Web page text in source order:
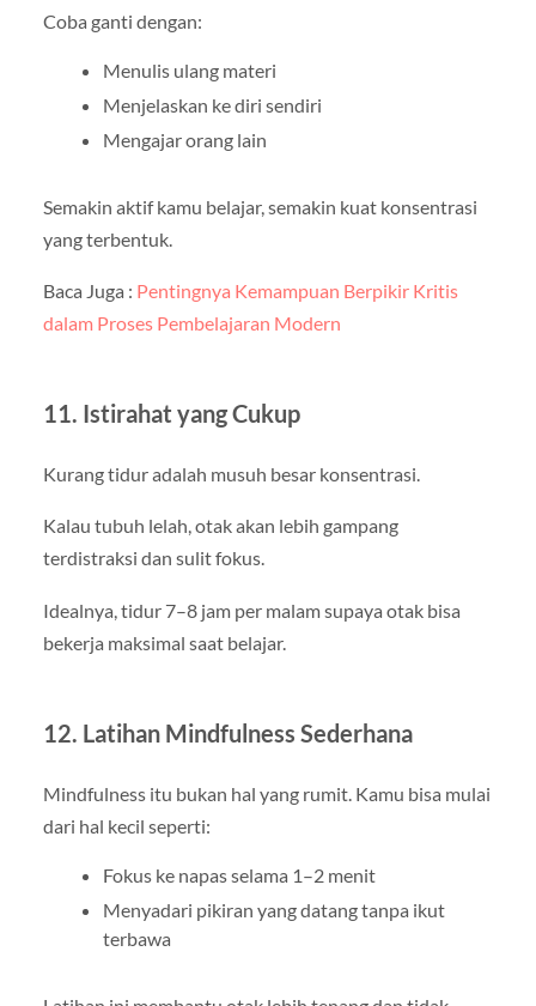
Coba ganti dengan:
Menulis ulang materi
Menjelaskan ke diri sendiri
Mengajar orang lain
Semakin aktif kamu belajar, semakin kuat konsentrasi
yang terbentuk.
Baca Juga : Pentingnya Kemampuan Berpikir Kritis
dalam Proses Pembelajaran Modern
11. Istirahat yang Cukup
Kurang tidur adalah musuh besar konsentrasi.
Kalau tubuh lelah, otak akan lebih gampang
terdistraksi dan sulit fokus.
Idealnya, tidur 7–8 jam per malam supaya otak bisa
bekerja maksimal saat belajar.
12. Latihan Mindfulness Sederhana
Mindfulness itu bukan hal yang rumit. Kamu bisa mulai
dari hal kecil seperti:
Fokus ke napas selama 1–2 menit
Menyadari pikiran yang datang tanpa ikut
terbawa